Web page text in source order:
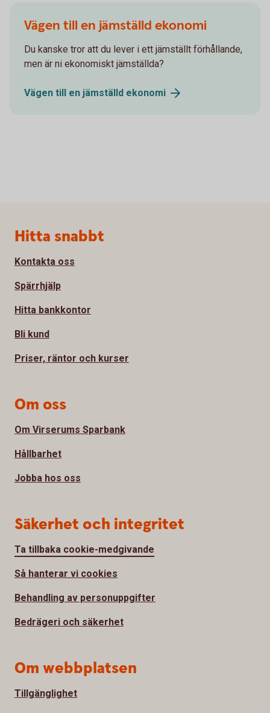
Vägen till en jämställd ekonomi
Du kanske tror att du lever i ett jämställt förhållande,
men är ni ekonomiskt jämställda?
Vägen till en jämställd ekonomi
Sidfot
Hitta snabbt
Kontakta oss
Spärrhjälp
Hitta bankkontor
Bli kund
Priser, räntor och kurser
Om oss
Om Virserums Sparbank
Hållbarhet
Jobba hos oss
Säkerhet och integritet
Ta tillbaka cookie-medgivande
Så hanterar vi cookies
Behandling av personuppgifter
Bedrägeri och säkerhet
Om webbplatsen
Tillgänglighet